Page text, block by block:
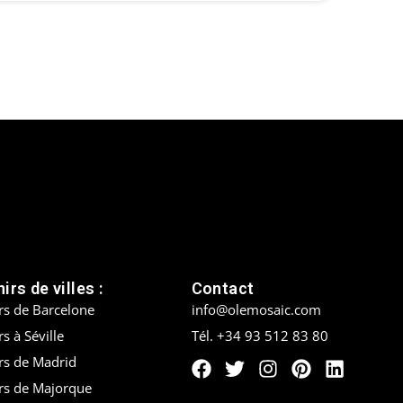
de villes :
de Barcelone
à Séville
de Madrid
de Majorque
Contact
info@olemosaic.com
Tél. +34 93 512 83 80